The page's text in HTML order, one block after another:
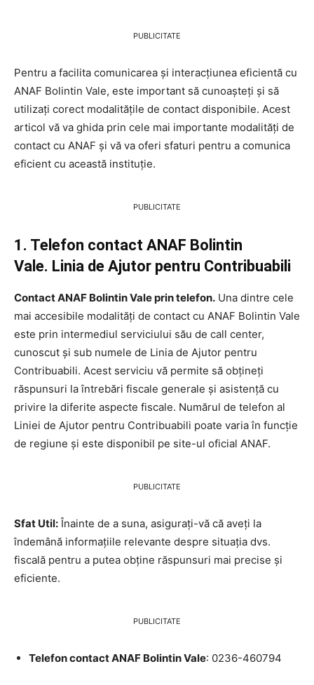
PUBLICITATE
Pentru a facilita comunicarea și interacțiunea eficientă cu
ANAF Bolintin Vale, este important să cunoașteți și să
utilizați corect modalitățile de contact disponibile. Acest
articol vă va ghida prin cele mai importante modalități de
contact cu ANAF și vă va oferi sfaturi pentru a comunica
eficient cu această instituție.
PUBLICITATE
1. Telefon contact ANAF Bolintin
Vale. Linia de Ajutor pentru Contribuabili
Contact ANAF Bolintin Vale prin telefon. Una dintre cele
mai accesibile modalități de contact cu ANAF Bolintin Vale
este prin intermediul serviciului său de call center,
cunoscut și sub numele de Linia de Ajutor pentru
Contribuabili. Acest serviciu vă permite să obțineți
răspunsuri la întrebări fiscale generale și asistență cu
privire la diferite aspecte fiscale. Numărul de telefon al
Liniei de Ajutor pentru Contribuabili poate varia în funcție
de regiune și este disponibil pe site-ul oficial ANAF.
PUBLICITATE
Sfat Util: Înainte de a suna, asigurați-vă că aveți la
îndemână informațiile relevante despre situația dvs.
fiscală pentru a putea obține răspunsuri mai precise și
eficiente.
PUBLICITATE
Telefon contact ANAF Bolintin Vale: 0236-460794